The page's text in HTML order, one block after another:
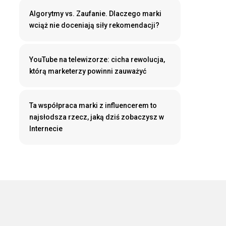
Algorytmy vs. Zaufanie. Dlaczego marki
wciąż nie doceniają siły rekomendacji?
YouTube na telewizorze: cicha rewolucja,
którą marketerzy powinni zauważyć
Ta współpraca marki z influencerem to
najsłodsza rzecz, jaką dziś zobaczysz w
Internecie